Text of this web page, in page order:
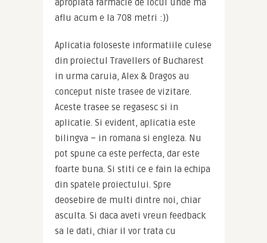
apropiata farmacie de locul unde ma
aflu acum e la 708 metri :))
Aplicatia foloseste informatiile culese
din proiectul Travellers of Bucharest
in urma caruia, Alex & Dragos au
conceput niste trasee de vizitare.
Aceste trasee se regasesc si in
aplicatie. Si evident, aplicatia este
bilingva – in romana si engleza. Nu
pot spune ca este perfecta, dar este
foarte buna. Si stiti ce e fain la echipa
din spatele proiectului. Spre
deosebire de multi dintre noi, chiar
asculta. Si daca aveti vreun feedback
sa le dati, chiar il vor trata cu